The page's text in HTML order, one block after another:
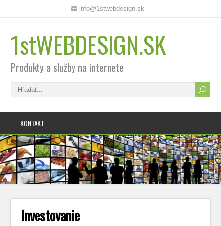
info@1stwebdesign.sk
1stWEBDESIGN.SK
Produkty a služby na internete
KONTAKT
Investovanie